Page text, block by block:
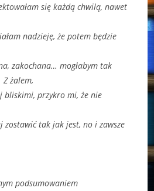
się każdą chwilą, nawet
nadzieję, że potem będzie
zakochana… mogłabym tak
żalem,
bliskimi, przykro mi, że nie
zostawić tak jak jest, no i zawsze
podsumowaniem